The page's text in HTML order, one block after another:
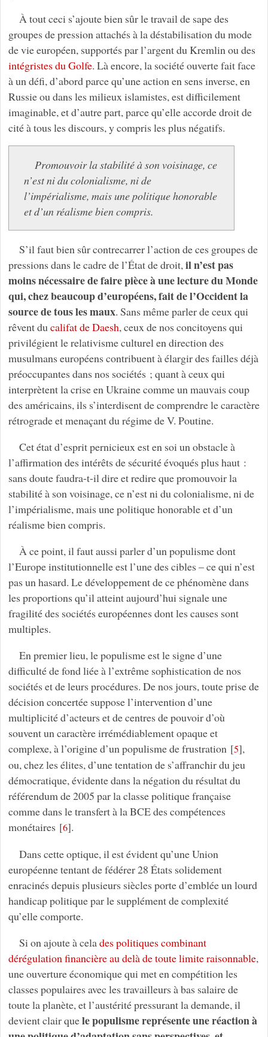
À tout ceci s’ajoute bien sûr le travail de sape des
groupes de pression attachés à la déstabilisation du mode
de vie européen, supportés par l’argent du Kremlin ou des
intégristes du Golfe. Là encore, la société ouverte fait face
à un défi, d’abord parce qu’une action en sens inverse, en
Russie ou dans les milieux islamistes, est difficilement
imaginable, et d’autre part, parce qu’elle accorde droit de
cité à tous les discours, y compris les plus négatifs.
Promouvoir la stabilité à son voisinage, ce
n’est ni du colonialisme, ni de
l’impérialisme, mais une politique honorable
et d’un réalisme bien compris.
S’il faut bien sûr contrecarrer l’action de ces groupes de
pressions dans le cadre de l’État de droit,il n’est pas
moins nécessaire de faire pièce à une lecture du Monde
qui, chez beaucoup d’européens, fait de l’Occident la
source de tous les maux. Sans même parler de ceux qui
rêvent ducalifat de Daesh, ceux de nos concitoyens qui
privilégient le relativisme culturel en direction des
musulmans européens contribuent à élargir des failles déjà
préoccupantes dans nos sociétés ; quant à ceux qui
interprètent la crise en Ukraine comme un mauvais coup
des américains, ils s’interdisent de comprendre le caractère
rétrograde et menaçant du régime de V. Poutine.
Cet état d’esprit pernicieux est en soi un obstacle à
l’affirmation des intérêts de sécurité évoqués plus haut :
sans doute faudra-t-il dire et redire que promouvoir la
stabilité à son voisinage, ce n’est ni du colonialisme, ni de
l’impérialisme, mais une politique honorable et d’un
réalisme bien compris.
À ce point, il faut aussi parler d’un populisme dont
l’Europe institutionnelle est l’une des cibles – ce qui n’est
pas un hasard. Le développement de ce phénomène dans
les proportions qu’il atteint aujourd’hui signale une
fragilité des sociétés européennes dont les causes sont
multiples.
En premier lieu, le populisme est le signe d’une
difficulté de fond liée à l’extrême sophistication de nos
sociétés et de leurs procédures. De nos jours, toute prise de
décision concertée suppose l’intervention d’une
multiplicité d’acteurs et de centres de pouvoir d’où
souvent un caractère irrémédiablement opaque et
complexe, à l’origine d’un populisme de frustration[5],
ou, chez les élites, d’une tentation de s’affranchir du jeu
démocratique, évidente dans la négation du résultat du
référendum de 2005 par la classe politique française
comme dans le transfert à la BCE des compétences
monétaires [6].
Dans cette optique, il est évident qu’une Union
européenne tentant de fédérer 28 États solidement
enracinés depuis plusieurs siècles porte d’emblée un lourd
handicap politique par le supplément de complexité
qu’elle comporte.
Si on ajoute à celades politiques combinant
dérégulation financière au delà de toute limite raisonnable,
une ouverture économique qui met en compétition les
classes populaires avec les travailleurs à bas salaire de
toute la planète, et l’austérité pressurant la demande, il
devient clair quele populisme représente une réaction à